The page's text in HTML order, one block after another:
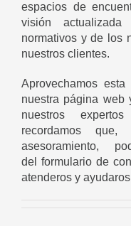
espacios de
visión
normativos y de los
nuestros clientes.
Aprovechamos
nuestra página web
nuestros
recordamos
asesoramiento,
del formulario de
atenderos y